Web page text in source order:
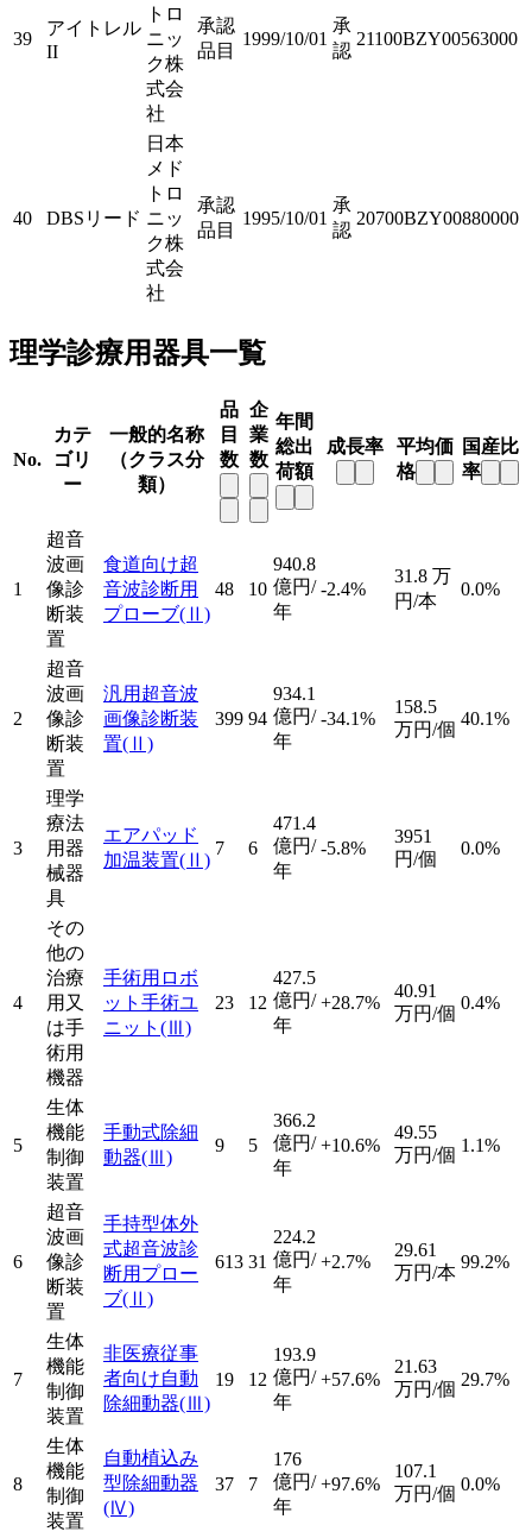
39
アイトレル
II
トロ
ニッ
ク株
式会
社
承認
品目
1999/10/01
承
認
21100BZY00563000
40 DBSリード
日本
メド
トロ
ニッ
ク株
式会
社
承認
品目
1995/10/01
承
認
20700BZY00880000
理学診療用器具一覧
No.
カテ
ゴリ
ー
一般的名称
（クラス分
類）
品
目
数
企
業
数
年間
総出
荷額
成長率
平均価
格
国産比
率
1
超音
波画
像診
断装
置
食道向け超
音波診断用
プローブ(Ⅱ)
48 10
940.8
億円/
年
-2.4%
31.8 万
円/本
0.0%
2
超音
波画
像診
断装
置
汎用超音波
画像診断装
置(Ⅱ)
399 94
934.1
億円/
年
-34.1%
158.5
万円/個
40.1%
3
理学
療法
用器
械器
具
エアパッド
加温装置(Ⅱ)
7 6
471.4
億円/
年
-5.8%
3951
円/個
0.0%
4
その
他の
治療
用又
は手
術用
機器
手術用ロボ
ット手術ユ
ニット (Ⅲ)
23 12
427.5
億円/
年
+28.7%
40.91
万円/個
0.4%
5
生体
機能
制御
装置
手動式除細
動器(Ⅲ)
9 5
366.2
億円/
年
+10.6%
49.55
万円/個 1.1%
6
超音
波画
像診
断装
置
手持型体外
式超音波診
断用プロー
ブ(Ⅱ)
613 31
224.2
億円/
年
+2.7%
29.61
万円/本
99.2%
7
生体
機能
制御
装置
非医療従事
者向け自動
除細動器(Ⅲ)
19 12
193.9
億円/
年
+57.6%
21.63
万円/個 29.7%
8
生体
機能
制御
装置
自動植込み
型除細動器
(Ⅳ)
37 7
176
億円/
年
+97.6%
107.1
万円/個 0.0%